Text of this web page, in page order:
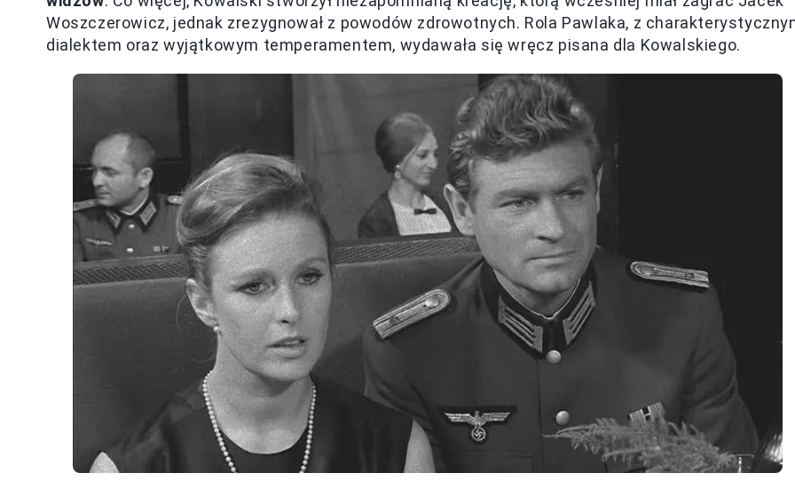
Woszczerowicz, jednak zrezygnował z powodów zdrowotnych. Rola Pawlaka, z
dialektem oraz wyjątkowym temperamentem, wydawała się wręcz pisana dla Kowalskiego.